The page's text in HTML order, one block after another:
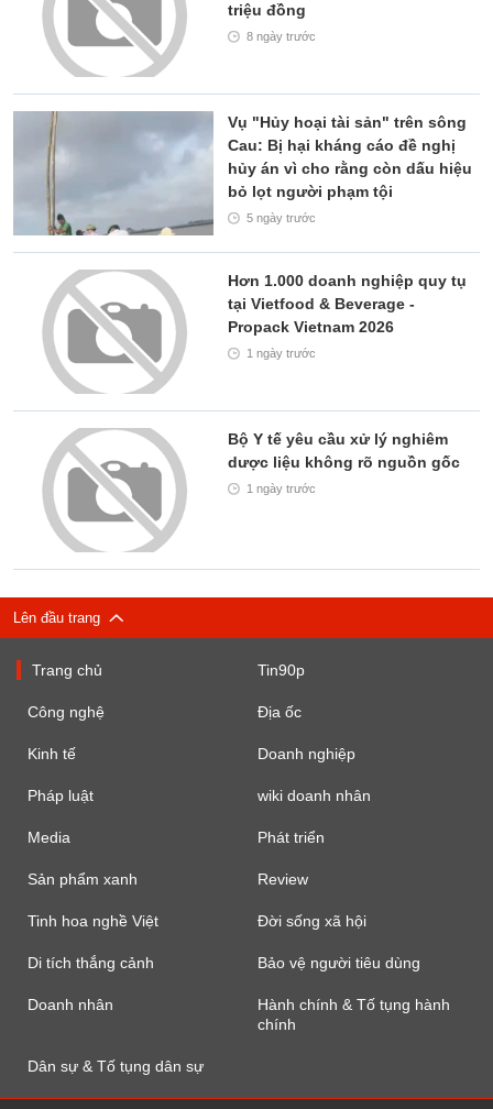
triệu đồng
8 ngày trước
Vụ "Hủy hoại tài sản" trên sông
Cau: Bị hại kháng cáo đề nghị
hủy án vì cho rằng còn dấu hiệu
bỏ lọt người phạm tội
5 ngày trước
Hơn 1.000 doanh nghiệp quy tụ
tại Vietfood & Beverage -
Propack Vietnam 2026
1 ngày trước
Bộ Y tế yêu cầu xử lý nghiêm
dược liệu không rõ nguồn gốc
1 ngày trước
Lên đầu trang
Trang chủ Tin90p
Công nghệ Địa ốc
Kinh tế Doanh nghiệp
Pháp luật wiki doanh nhân
Media Phát triển
Sản phẩm xanh Review
Tinh hoa nghề Việt Đời sống xã hội
Di tích thắng cảnh Bảo vệ người tiêu dùng
Doanh nhân
Hành chính & Tố tụng hành
chính
Dân sự & Tố tụng dân sự